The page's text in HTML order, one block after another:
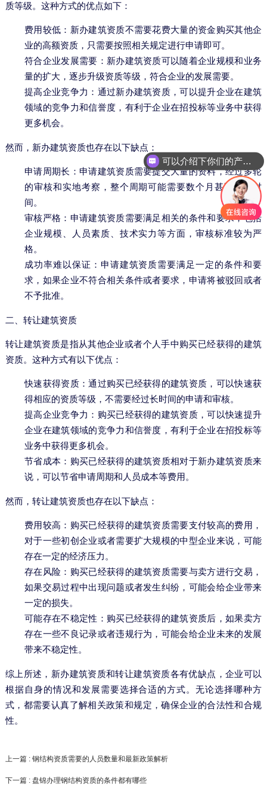
质等级。这种方式的优点如下：
费用较低：新办建筑资质不需要花费大量的资金购买其他企
业的高额资质，只需要按照相关规定进行申请即可。
符合企业发展需要：新办建筑资质可以随着企业规模和业务
量的扩大，逐步升级资质等级，符合企业的发展需要。
提高企业竞争力：通过新办建筑资质，可以提升企业在建筑
领域的竞争力和信誉度，有利于企业在招投标等业务中获得
更多机会。
然而，新办建筑资质也存在以下缺点：
申请周期长：申请建筑资质需要提交大量的资料，经过多轮
的审核和实地考察，整个周期可能需要数个月甚至更长时
间。
审核严格：申请建筑资质需要满足相关的条件和要求，包括
企业规模、人员素质、技术实力等方面，审核标准较为严
格。
成功率难以保证：申请建筑资质需要满足一定的条件和要
求，如果企业不符合相关条件或者要求，申请将被驳回或者
不予批准。
二、转让建筑资质
转让建筑资质是指从其他企业或者个人手中购买已经获得的建筑
资质。这种方式有以下优点：
快速获得资质：通过购买已经获得的建筑资质，可以快速获
得相应的资质等级，不需要经过长时间的申请和审核。
提高企业竞争力：购买已经获得的建筑资质，可以快速提升
企业在建筑领域的竞争力和信誉度，有利于企业在招投标等
业务中获得更多机会。
节省成本：购买已经获得的建筑资质相对于新办建筑资质来
说，可以节省申请周期和人员成本等费用。
然而，转让建筑资质也存在以下缺点：
费用较高：购买已经获得的建筑资质需要支付较高的费用，
对于一些初创企业或者需要扩大规模的中型企业来说，可能
存在一定的经济压力。
存在风险：购买已经获得的建筑资质需要与卖方进行交易，
如果交易过程中出现问题或者发生纠纷，可能会给企业带来
一定的损失。
可能存在不稳定性：购买已经获得的建筑资质后，如果卖方
存在一些不良记录或者违规行为，可能会给企业未来的发展
带来不稳定性。
综上所述，新办建筑资质和转让建筑资质各有优缺点，企业可以
根据自身的情况和发展需要选择合适的方式。无论选择哪种方
式，都需要认真了解相关政策和规定，确保企业的合法性和合规
性。
上一篇 : 钢结构资质需要的人员数量和最新政策解析
下一篇 : 盘锦办理钢结构资质的条件都有哪些
可以介绍下你们的产品么